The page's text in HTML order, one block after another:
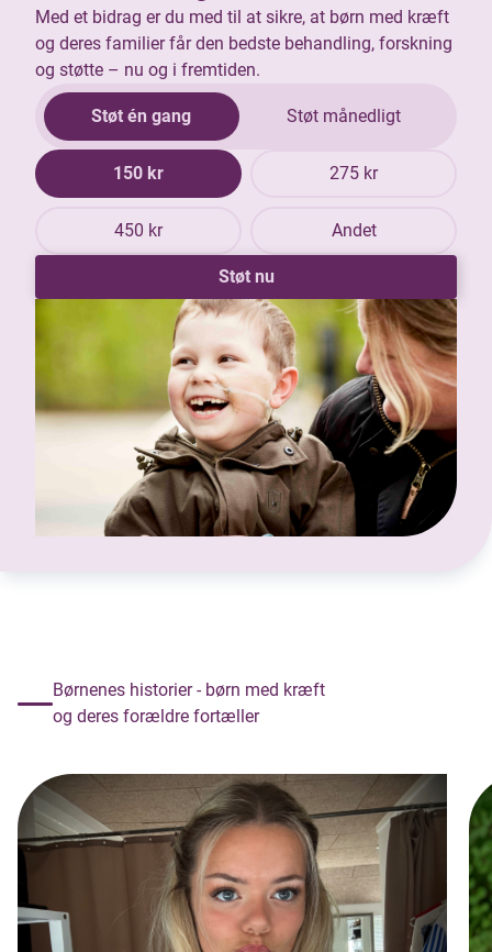
Med et bidrag er du med til at sikre, at børn med kræft
og deres familier får den bedste behandling, forskning
og støtte – nu og i fremtiden.
Støt én gang Støt månedligt
150 kr 275 kr
450 kr Andet
Støt nu
Børnenes historier - børn med kræft
og deres forældre fortæller